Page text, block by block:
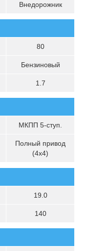
Внедорожник
80
Бензиновый
1.7
МКПП 5-ступ.
Полный привод
(4х4)
19.0
140